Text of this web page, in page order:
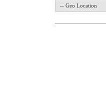
-- Geo Location